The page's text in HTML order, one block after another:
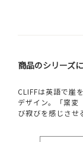
商品のシリーズ
CLIFFは英語で崖
デザイン。「窯変
び寂びを感じさせ